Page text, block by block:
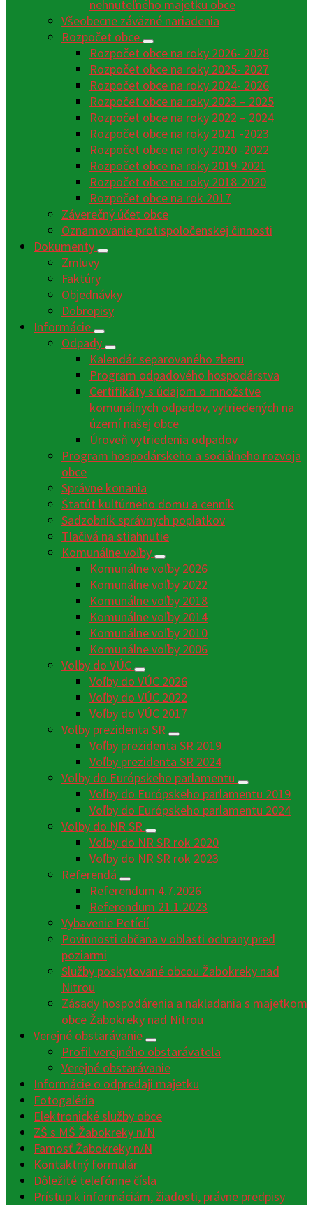
nehnuteľného majetku obce
Všeobecne záväzné nariadenia
Rozpočet obce
Rozpočet obce na roky 2026- 2028
Rozpočet obce na roky 2025- 2027
Rozpočet obce na roky 2024- 2026
Rozpočet obce na roky 2023 – 2025
Rozpočet obce na roky 2022 – 2024
Rozpočet obce na roky 2021 -2023
Rozpočet obce na roky 2020 -2022
Rozpočet obce na roky 2019-2021
Rozpočet obce na roky 2018-2020
Rozpočet obce na rok 2017
Záverečný účet obce
Oznamovanie protispoločenskej činnosti
Dokumenty
Zmluvy
Faktúry
Objednávky
Dobropisy
Informácie
Odpady
Kalendár separovaného zberu
Program odpadového hospodárstva
Certifikáty s údajom o množstve
komunálnych odpadov, vytriedených na
území našej obce
Úroveň vytriedenia odpadov
Program hospodárskeho a sociálneho rozvoja
obce
Správne konania
Štatút kultúrneho domu a cenník
Sadzobník správnych poplatkov
Tlačivá na stiahnutie
Komunálne voľby
Komunálne voľby 2026
Komunálne voľby 2022
Komunálne voľby 2018
Komunálne voľby 2014
Komunálne voľby 2010
Komunálne voľby 2006
Voľby do VÚC
Voľby do VÚC 2026
Voľby do VÚC 2022
Voľby do VÚC 2017
Voľby prezidenta SR
Voľby prezidenta SR 2019
Voľby prezidenta SR 2024
Voľby do Európskeho parlamentu
Voľby do Európskeho parlamentu 2019
Voľby do Európskeho parlamentu 2024
Voľby do NR SR
Voľby do NR SR rok 2020
Voľby do NR SR rok 2023
Referendá
Referendum 4.7.2026
Referendum 21.1.2023
Vybavenie Petícií
Povinnosti občana v oblasti ochrany pred
poziarmi
Služby poskytované obcou Žabokreky nad
Nitrou
Zásady hospodárenia a nakladania s majetkom
obce Žabokreky nad Nitrou
Verejné obstarávanie
Profil verejného obstarávateľa
Verejné obstarávanie
Informácie o odpredaji majetku
Fotogaléria
Elektronické služby obce
ZŠ s MŠ Žabokreky n/N
Farnosť Žabokreky n/N
Kontaktný formulár
Dôležité telefónne čísla
Prístup k informáciám, žiadosti, právne predpisy